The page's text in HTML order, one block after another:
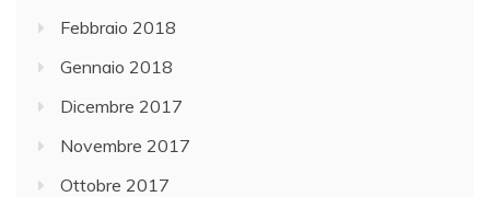
Febbraio 2018
Gennaio 2018
Dicembre 2017
Novembre 2017
Ottobre 2017